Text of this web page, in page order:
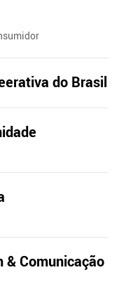
do Brasil
& Comunicação